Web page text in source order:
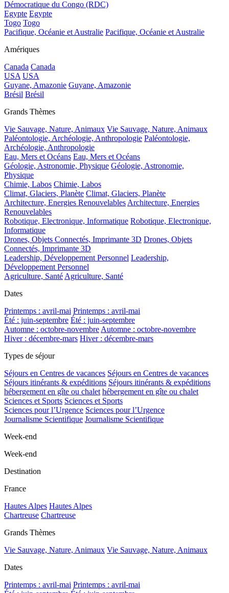
Démocratique du Congo (RDC)
Egypte Egypte
Togo Togo
Pacifique, Océanie et Australie Pacifique, Océanie et Australie
Amériques
Canada Canada
USA USA
Guyane, Amazonie Guyane, Amazonie
Brésil Brésil
Grands Thèmes
Vie Sauvage, Nature, Animaux Vie Sauvage, Nature, Animaux
Paléontologie, Archéologie, Anthropologie Paléontologie,
Archéologie, Anthropologie
Eau, Mers et Océans Eau, Mers et Océans
Géologie, Astronomie, Physique Géologie, Astronomie,
Physique
Chimie, Labos Chimie, Labos
Climat, Glaciers, Planète Climat, Glaciers, Planète
Architecture, Energies Renouvelables Architecture, Energies
Renouvelables
Robotique, Electronique, Informatique Robotique, Electronique,
Informatique
Drones, Objets Connectés, Imprimante 3D Drones, Objets
Connectés, Imprimante 3D
Leadership, Développement Personnel Leadership,
Développement Personnel
Agriculture, Santé Agriculture, Santé
Dates
Printemps : avril-mai Printemps : avril-mai
Été : juin-septembre Été : juin-septembre
Automne : octobre-novembre Automne : octobre-novembre
Hiver : décembre-mars Hiver : décembre-mars
Types de séjour
Séjours en Centres de vacances Séjours en Centres de vacances
Séjours itinérants & expéditions Séjours itinérants & expéditions
hébergement en gîte ou chalet hébergement en gîte ou chalet
Sciences et Sports Sciences et Sports
Sciences pour l’Urgence Sciences pour l’Urgence
Journalisme Scientifique Journalisme Scientifique
Week-end
Week-end
Destination
France
Hautes Alpes Hautes Alpes
Chartreuse Chartreuse
Grands Thèmes
Vie Sauvage, Nature, Animaux Vie Sauvage, Nature, Animaux
Dates
Printemps : avril-mai Printemps : avril-mai